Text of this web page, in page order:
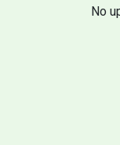
No